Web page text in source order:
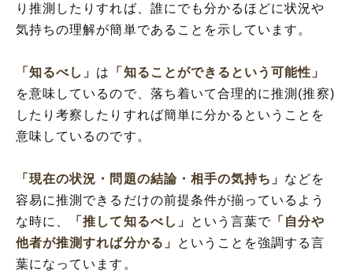
り推測したりすれば、誰にでも分かるほどに状況や
気持ちの理解が簡単であることを示しています。
「知るべし」 は
「知ることができるという可能性」
を意味しているので、落ち着いて合理的に推測(推察)
したり考察したりすれば簡単に分かるということを
意味しているのです。
「現在の状況・問題の結論・相手の気持ち」 などを
容易に推測できるだけの前提条件が揃っているよう
な時に、
「推して知るべし」 という言葉で 「自分や
他者が推測すれば分かる」
ということを強調する言
葉になっています。